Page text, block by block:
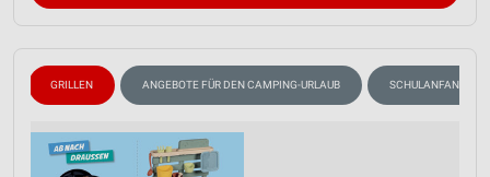
GRILLEN ANGEBOTE FÜR DEN CAMPING-URLAUB SCHULANFANG